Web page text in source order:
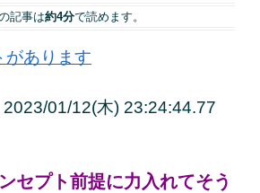
記事は約4分で読めます。
があります
2023/01/12(木) 23:24:44.77
セプト前提に力入れてそう